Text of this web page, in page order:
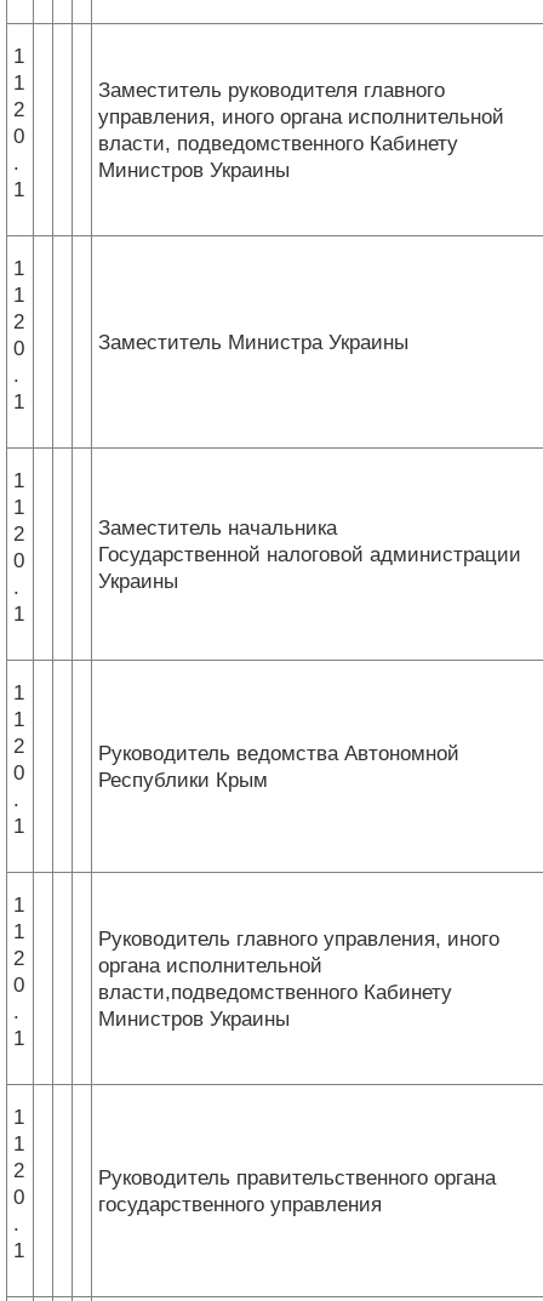
1
1
2
0
.
1
Заместитель руководителя главного
управления, иного органа исполнительной
власти, подведомственного Кабинету
Министров Украины
1
1
2
0
.
1
Заместитель Министра Украины
1
1
2
0
.
1
Заместитель начальника
Государственной налоговой администрации
Украины
1
1
2
0
.
1
Руководитель ведомства Автономной
Республики Крым
1
1
2
0
.
1
Руководитель главного управления, иного
органа исполнительной
власти,подведомственного Кабинету
Министров Украины
1
1
2
0
.
1
Руководитель правительственного органа
государственного управления